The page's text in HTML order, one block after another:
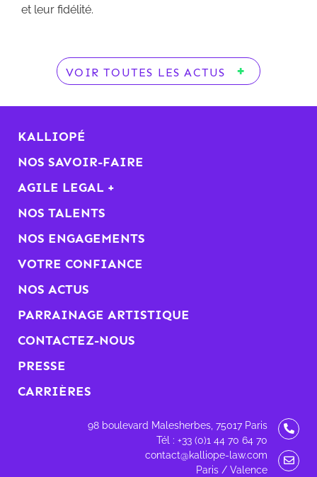
et leur fidélité.
VOIR TOUTES LES ACTUS
KALLIOPÉ
NOS SAVOIR-FAIRE
AGILE LEGAL +
NOS TALENTS
NOS ENGAGEMENTS
VOTRE CONFIANCE
NOS ACTUS
PARRAINAGE ARTISTIQUE
CONTACTEZ-NOUS
PRESSE
CARRIÈRES
98 boulevard Malesherbes, 75017 Paris
Tél : +33 (0)1 44 70 64 70
contact@kalliope-law.com
Paris / Valence